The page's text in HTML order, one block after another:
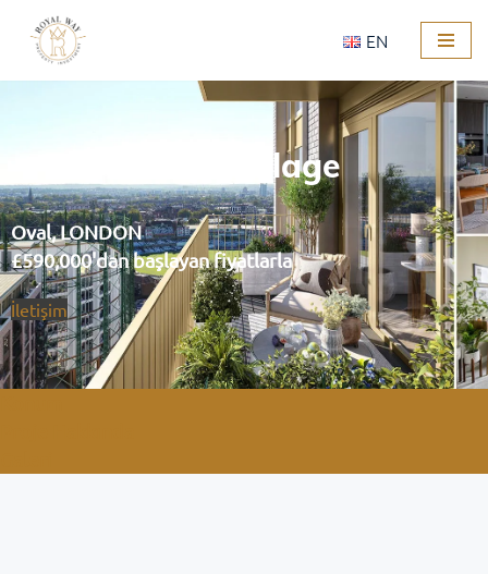
İçeriğe
geç
EN
Oval Village
Oval, LONDON
£590,000'dan başlayan fiyatlarla
İletişim